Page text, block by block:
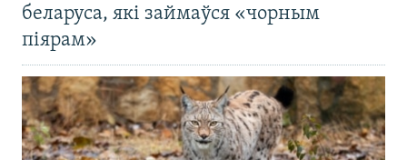
беларуса, які займаўся «чорным
піярам»